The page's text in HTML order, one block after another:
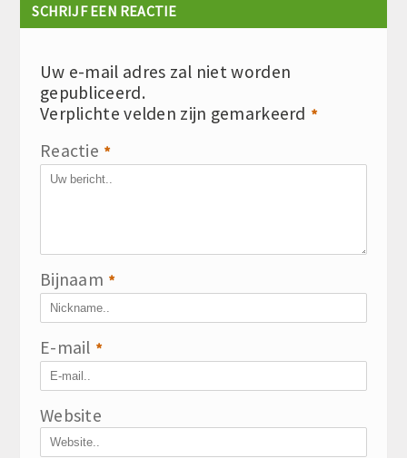
SCHRIJF EEN REACTIE
Uw e-mail adres zal niet worden
gepubliceerd.
Verplichte velden zijn gemarkeerd *
Reactie *
Bijnaam *
E-mail *
Website